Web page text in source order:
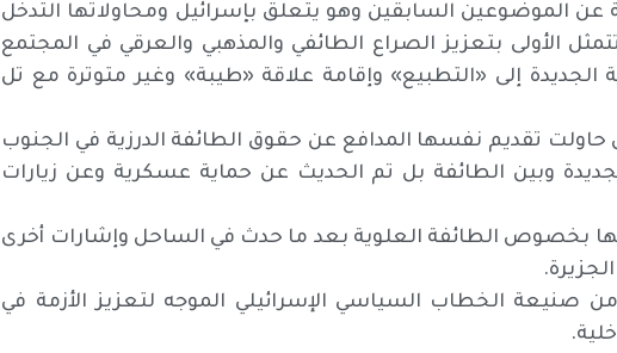
عن الموضوعين السابقين وهو يتعلق بإسرائيل ومحاولاتها التدخل
الأولى بتعزيز الصراع الطائفي والمذهبي والعرقي في المجتمع
الجديدة إلى «التطبيع» وإقامة علاقة «طيبة» وغير متوترة مع تل
حاولت تقديم نفسها المدافع عن حقوق الطائفة الدرزية في الجنوب
وبين الطائفة بل تم الحديث عن حماية عسكرية وعن زيارات
بخصوص الطائفة العلوية بعد ما حدث في الساحل وإشارات أخرى
صنيعة الخطاب السياسي الإسرائيلي الموجه لتعزيز الأزمة في